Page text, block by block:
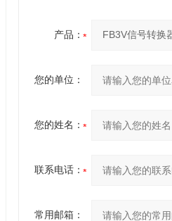
产品：
您的单位：
您的姓名：
联系电话：
常用邮箱：